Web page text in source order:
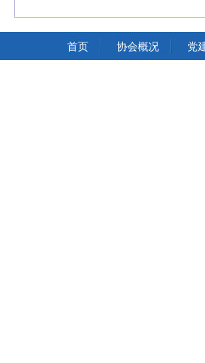
中华人民共和国交通运输部
中华人民共和国国家发展和改革
中华人民共和国中央人民政府
首页 协会概况 党